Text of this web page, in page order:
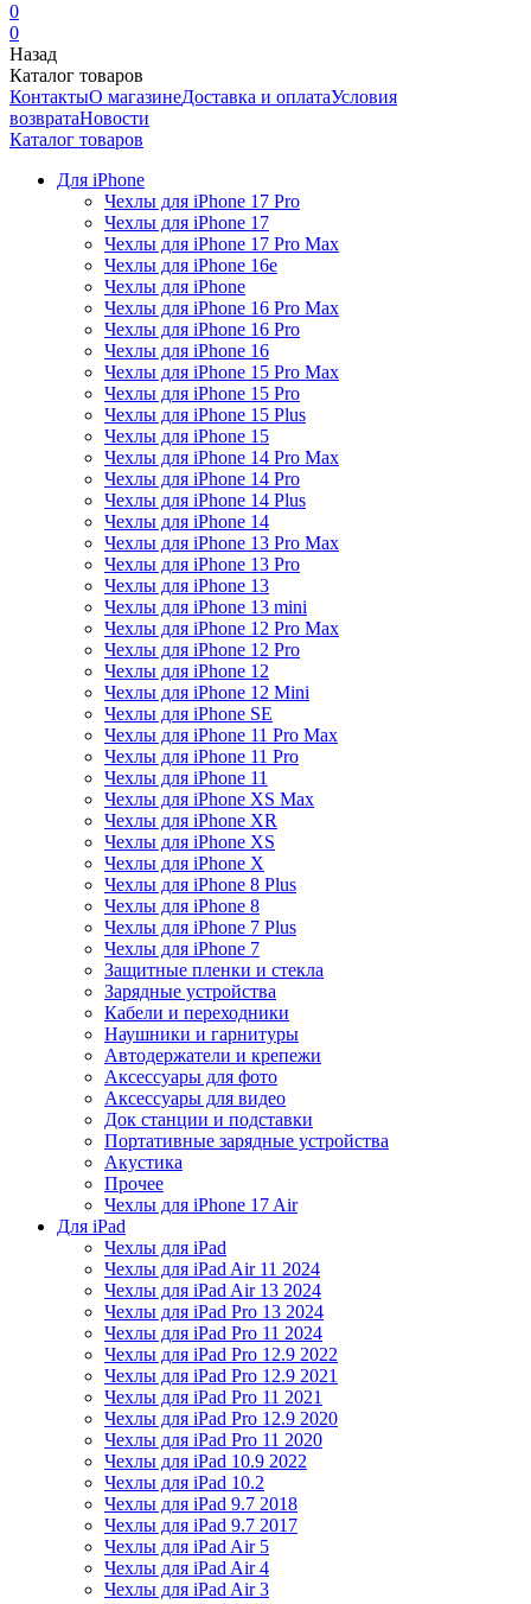
0
0
Назад
Каталог товаров
КонтактыО магазинеДоставка и оплатаУсловия
возвратаНовости
Каталог товаров
Для iPhone
Чехлы для iPhone 17 Pro
Чехлы для iPhone 17
Чехлы для iPhone 17 Pro Max
Чехлы для iPhone 16e
Чехлы для iPhone
Чехлы для iPhone 16 Pro Max
Чехлы для iPhone 16 Pro
Чехлы для iPhone 16
Чехлы для iPhone 15 Pro Max
Чехлы для iPhone 15 Pro
Чехлы для iPhone 15 Plus
Чехлы для iPhone 15
Чехлы для iPhone 14 Pro Max
Чехлы для iPhone 14 Pro
Чехлы для iPhone 14 Plus
Чехлы для iPhone 14
Чехлы для iPhone 13 Pro Max
Чехлы для iPhone 13 Pro
Чехлы для iPhone 13
Чехлы для iPhone 13 mini
Чехлы для iPhone 12 Pro Max
Чехлы для iPhone 12 Pro
Чехлы для iPhone 12
Чехлы для iPhone 12 Mini
Чехлы для iPhone SE
Чехлы для iPhone 11 Pro Max
Чехлы для iPhone 11 Pro
Чехлы для iPhone 11
Чехлы для iPhone XS Max
Чехлы для iPhone XR
Чехлы для iPhone XS
Чехлы для iPhone X
Чехлы для iPhone 8 Plus
Чехлы для iPhone 8
Чехлы для iPhone 7 Plus
Чехлы для iPhone 7
Защитные пленки и стекла
Зарядные устройства
Кабели и переходники
Наушники и гарнитуры
Автодержатели и крепежи
Аксессуары для фото
Аксессуары для видео
Док станции и подставки
Портативные зарядные устройства
Акустика
Прочее
Чехлы для iPhone 17 Air
Для iPad
Чехлы для iPad
Чехлы для iPad Air 11 2024
Чехлы для iPad Air 13 2024
Чехлы для iPad Pro 13 2024
Чехлы для iPad Pro 11 2024
Чехлы для iPad Pro 12.9 2022
Чехлы для iPad Pro 12.9 2021
Чехлы для iPad Pro 11 2021
Чехлы для iPad Pro 12.9 2020
Чехлы для iPad Pro 11 2020
Чехлы для iPad 10.9 2022
Чехлы для iPad 10.2
Чехлы для iPad 9.7 2018
Чехлы для iPad 9.7 2017
Чехлы для iPad Air 5
Чехлы для iPad Air 4
Чехлы для iPad Air 3